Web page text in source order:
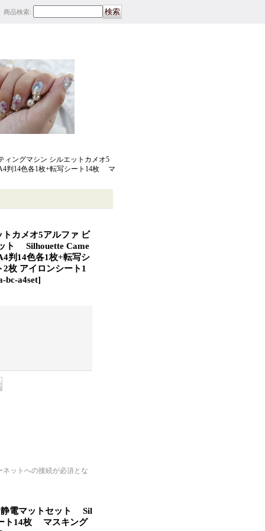
商品検索:
ィングマシン シルエットカメオ5
判14色各1枚+転写シート14枚 マ
カメオ5アルファ ビ
ト Silhouette Came
判14色各1枚+転写シ
枚 アイロンシート1
bc-a4set]
ットへの接続が必須とな
静電マットセット Sil
ト14枚 マスキング